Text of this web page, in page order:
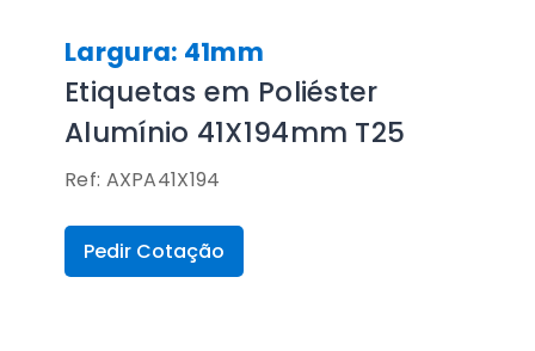
Largura: 41mm
Etiquetas em Poliéster
Alumínio 41X194mm T25
Ref: AXPA41X194
Pedir Cotação